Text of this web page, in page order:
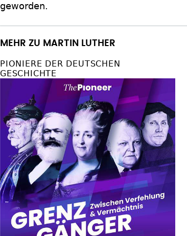
geworden.
MEHR ZU MARTIN LUTHER
PIONIERE DER DEUTSCHEN
GESCHICHTE